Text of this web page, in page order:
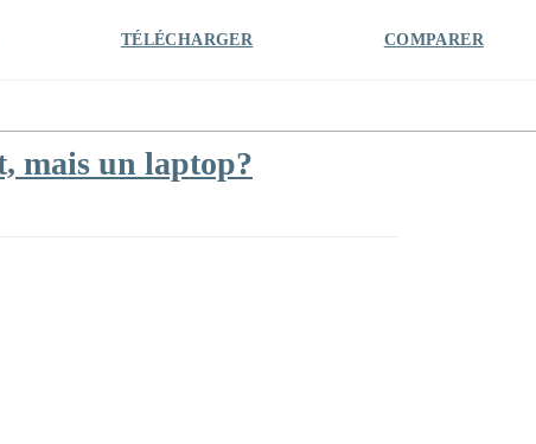
TÉLÉCHARGER COMPARER
mais un laptop?